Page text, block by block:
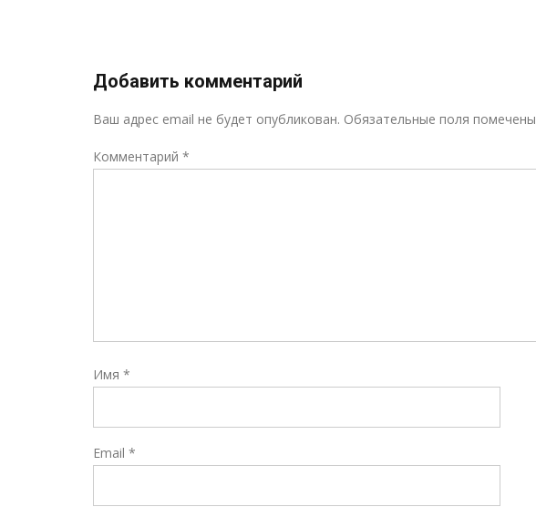
Добавить комментарий
Ваш адрес email не будет опубликован. Обязательные поля помечены
Комментарий *
Имя *
Email *